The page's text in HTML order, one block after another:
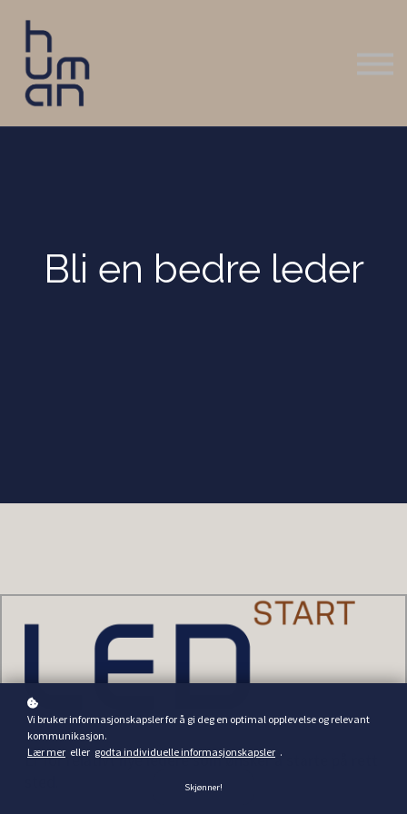
Bli en bedre leder
Er for relativt nye ledere som ønsker å starte på rett
Vi bruker informasjonskapsler for å gi deg en optimal opplevelse og relevant
kommunikasjon.
Lær mer eller godta individuelle informasjonskapsler .
Skjønner!